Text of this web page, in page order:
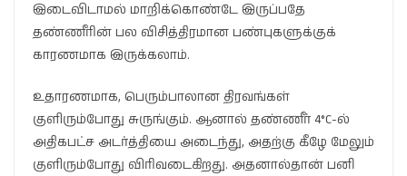
இடைவிடாமல் மாறிக்கொண்டே இருப்பதே
தண்ணீரின் பல விசித்திரமான பண்புகளுக்குக்
காரணமாக இருக்கலாம்.
உதாரணமாக, பெரும்பாலான திரவங்கள்
குளிரும்போது சுருங்கும். ஆனால் தண்ணீர் 4°C-ல்
அதிகபட்ச அடர்த்தியை அடைந்து, அதற்கு கீழே மேலும்
குளிரும்போது விரிவடைகிறது. அதனால்தான் பனி